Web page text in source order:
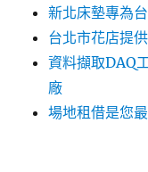
新北床墊專為
台北市花店提
資料擷取DAQ
廠
場地租借是您